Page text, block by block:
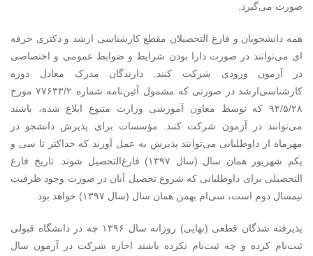
صورت می‌گیرد.
همه دانشجویان و فارغ التحصیلان مقطع کارشناسی ارشد و دکتری حرفه
ای می‌توانند در صورت دارا بودن شرایط و ضوابط عمومی و اختصاصی
در آزمون ورودی شرکت کنند. دارندگان مدرک معادل دوره
کارشناسی‌ارشد در صورتی که مشمول آئین‌نامه شماره ۷۷۶۳۳/۲ مورخ
۹۲/۵/۲۸ که توسط معاون آموزشی وزارت متبوع ابلاغ شده، باشند
می‌توانند در آزمون شرکت کنند. مؤسسات برای پذیرش دانشجو در
مهرماه از داوطلبانی می‌توانند پذیرش به عمل آورند که حداکثر تا سی و
یکم شهریور همان سال (سال ۱۳۹۷) فارغ‌التحصیل شوند. تاریخ فارغ
التحصیلی برای داوطلبانی که شروع تحصیل آنان در صورت وجود ظرفیت
نیمسال دوم است، سی‌ام بهمن همان سال (سال ۱۳۹۷) خواهد بود.
پذیرفته شدگان قطعی (نهایی) روزانه سال ۱۳۹۶ چه در دانشگاه قبولی
ثبت‌نام کرده و چه ثبت‌نام نکرده باشند اجازه شرکت در آزمون سال